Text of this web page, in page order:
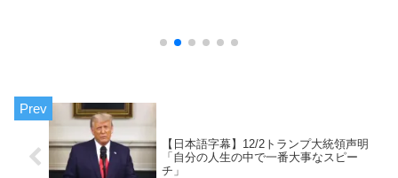
【日本語字幕】12/2トランプ大統領声明
「自分の人生の中で一番大事なスピー
チ」